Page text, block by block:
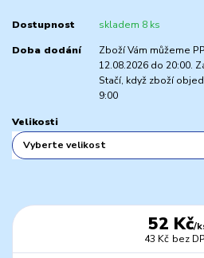
Dostupnost skladem 8 ks
Doba dodání
Zboží Vám můžeme
12.08.2026 do 20:00.
Stačí, když zboží
9:00
Velikosti
52 Kč/
43 Kč bez